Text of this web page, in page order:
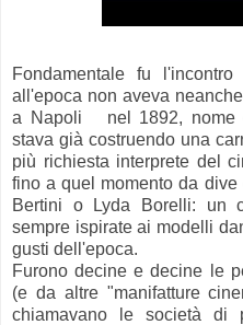
Fondamentale fu
all'epoca non aveva
a Napoli nel 1892, nome
stava già costruendo una
più richiesta interprete del
fino a quel momento da
Bertini o Lyda Borelli: un
sempre ispirate ai modelli
gusti dell'epoca.
Furono decine e decine le
(e da altre "manifatture
chiamavano le società